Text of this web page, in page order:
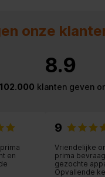
onze
8.9
102.000 klanten geven
en
9
Vriendelijke
prima
gezochte
Opvallende